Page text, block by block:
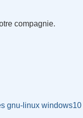
compagnie.
gnu-linux windows10